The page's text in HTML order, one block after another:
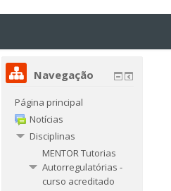
Navegação
Página principal
Notícias
Disciplinas
MENTOR Tutorias
Autorregulatórias -
curso acreditado